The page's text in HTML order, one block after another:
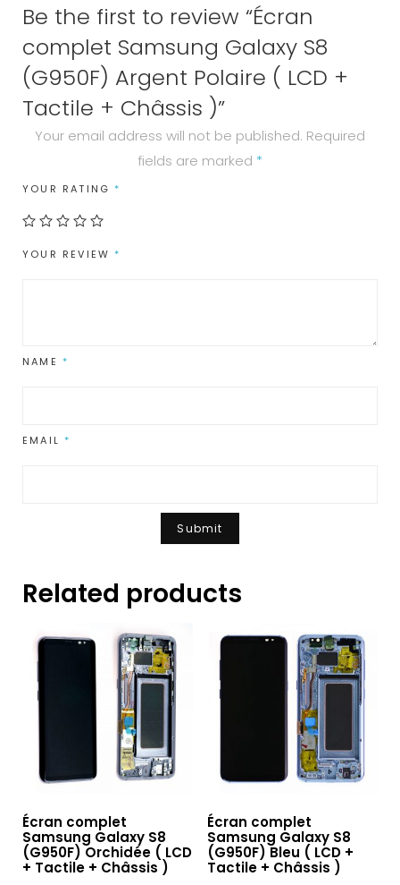
Tactile
+
Châssis
quantity
Be the first to review “Écran
complet Samsung Galaxy S8
(G950F) Argent Polaire ( LCD +
Tactile + Châssis )”
Your email address will not be published. Required
fields are marked *
YOUR RATING *
YOUR REVIEW *
NAME *
EMAIL *
Related products
Écran complet
Samsung Galaxy S8
(G950F) Orchidée ( LCD
+ Tactile + Châssis )
Écran complet
Samsung Galaxy S8
(G950F) Bleu ( LCD +
Tactile + Châssis )